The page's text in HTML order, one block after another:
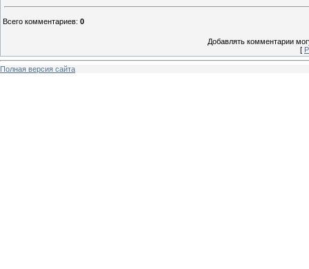
Всего комментариев: 0
Добавлять комментарии
[
Полная версия сайта